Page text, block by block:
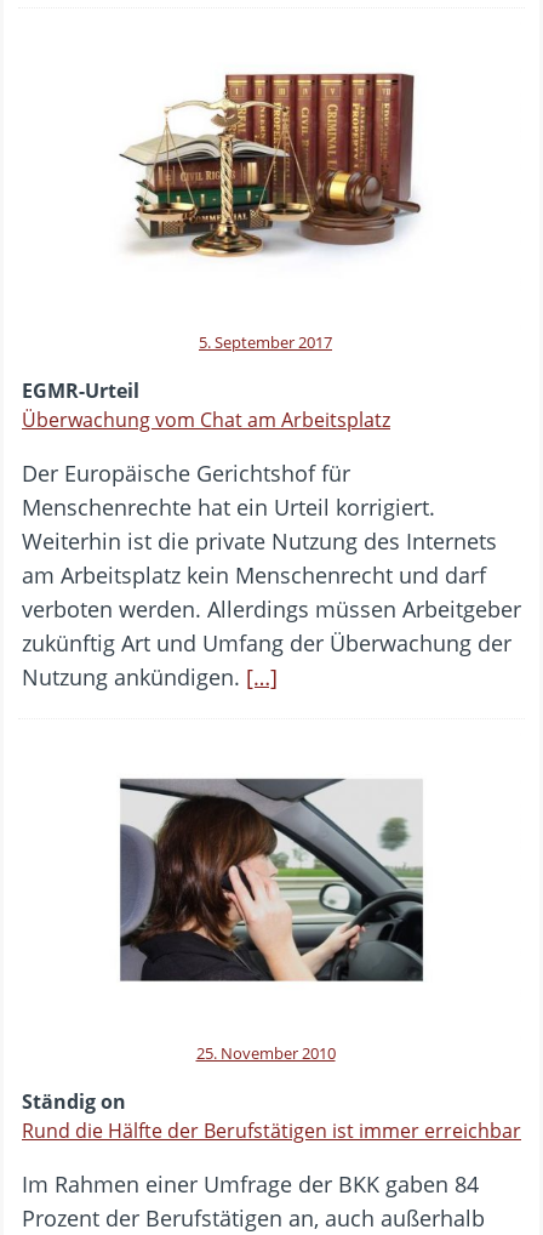
5. September 2017
EGMR-Urteil
Überwachung vom Chat am Arbeitsplatz
Der Europäische Gerichtshof für
Menschenrechte hat ein Urteil korrigiert.
Weiterhin ist die private Nutzung des Internets
am Arbeitsplatz kein Menschenrecht und darf
verboten werden. Allerdings müssen Arbeitgeber
zukünftig Art und Umfang der Überwachung der
Nutzung ankündigen. […]
25. November 2010
Ständig on
Rund die Hälfte der Berufstätigen ist immer erreichbar
Im Rahmen einer Umfrage der BKK gaben 84
Prozent der Berufstätigen an, auch außerhalb